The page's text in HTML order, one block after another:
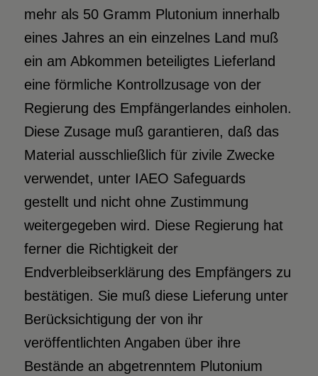
mehr als 50 Gramm Plutonium innerhalb
eines Jahres an ein einzelnes Land muß
ein am Abkommen beteiligtes Lieferland
eine förmliche Kontrollzusage von der
Regierung des Empfängerlandes einholen.
Diese Zusage muß garantieren, daß das
Material ausschließlich für zivile Zwecke
verwendet, unter IAEO Safeguards
gestellt und nicht ohne Zustimmung
weitergegeben wird. Diese Regierung hat
ferner die Richtigkeit der
Endverbleibserklärung des Empfängers zu
bestätigen. Sie muß diese Lieferung unter
Berücksichtigung der von ihr
veröffentlichten Angaben über ihre
Bestände an abgetrenntem Plutonium